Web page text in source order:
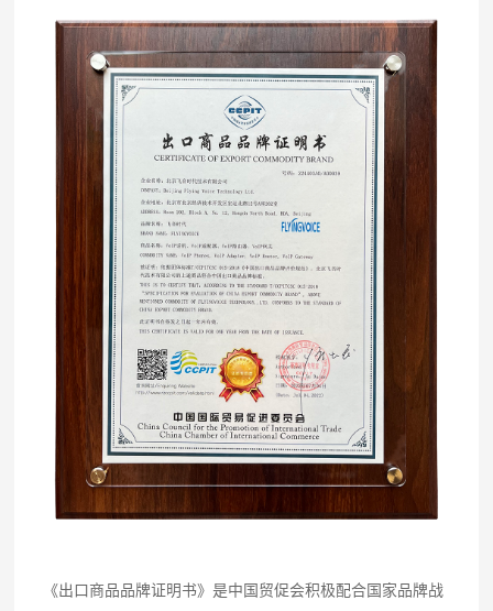
《出口商品品牌证明书》是中国贸促会积极配合国家品牌战